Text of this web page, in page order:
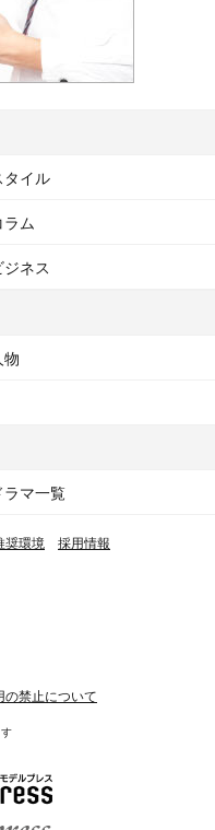
タイル
ラム
ジネス
物
ラマ一覧
奨環境 採用情報
の禁止について